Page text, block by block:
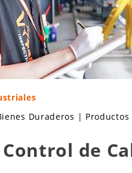
Duraderos | Productos
de